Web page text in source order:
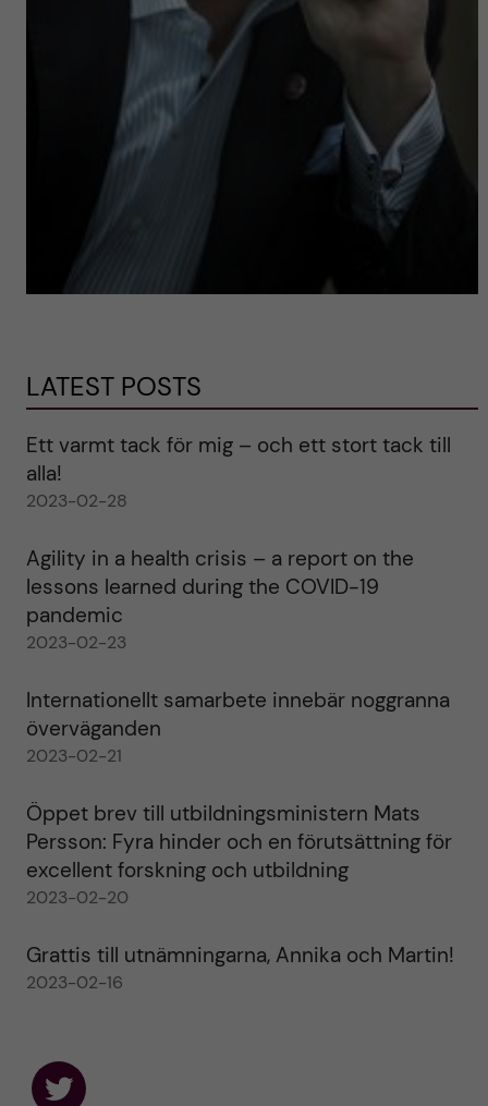
LATEST POSTS
Ett varmt tack för mig – och ett stort tack till
alla!
2023-02-28
Agility in a health crisis – a report on the
lessons learned during the COVID-19
pandemic
2023-02-23
Internationellt samarbete innebär noggranna
överväganden
2023-02-21
Öppet brev till utbildningsministern Mats
Persson: Fyra hinder och en förutsättning för
excellent forskning och utbildning
2023-02-20
Grattis till utnämningarna, Annika och Martin!
2023-02-16